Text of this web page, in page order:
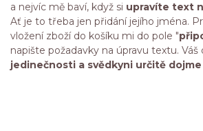
a nejvíc mě baví, když si upravíte text
Ať je to třeba jen přidání jejího jména.
vložení zboží do košíku mi do pole "
napište požadavky na úpravu textu. Váš
jedinečnosti a svědkyni určitě dojme